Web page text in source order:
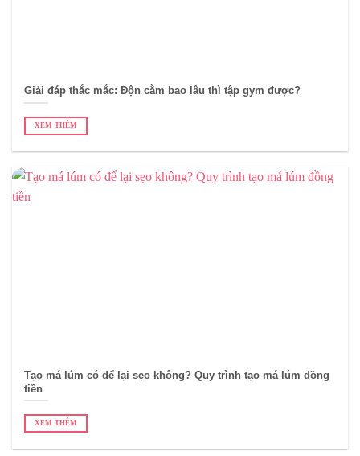
Giải đáp thắc mắc: Độn cằm bao lâu thì tập gym được?
XEM THÊM
Tạo má lúm có để lại sẹo không? Quy trình tạo má lúm đồng
tiền
XEM THÊM